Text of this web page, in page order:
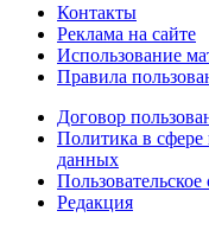
Контакты
Реклама на сайте
Использование
Правила
Договор
Политика в
данных
Редакция